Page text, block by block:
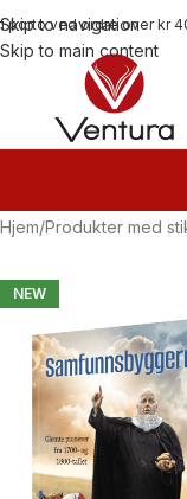
Skip to navigation
Skip to main content
porto ved ordre over kr
Hjem Produkter med
NEW